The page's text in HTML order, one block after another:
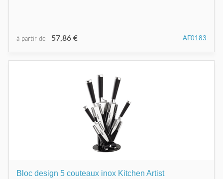
à partir de 57,86 € AF0183
Bloc design 5 couteaux inox Kitchen Artist